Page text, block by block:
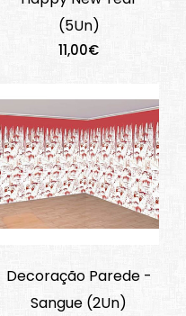
(5Un)
11,00€
Decoração Parede -
Sangue (2Un)